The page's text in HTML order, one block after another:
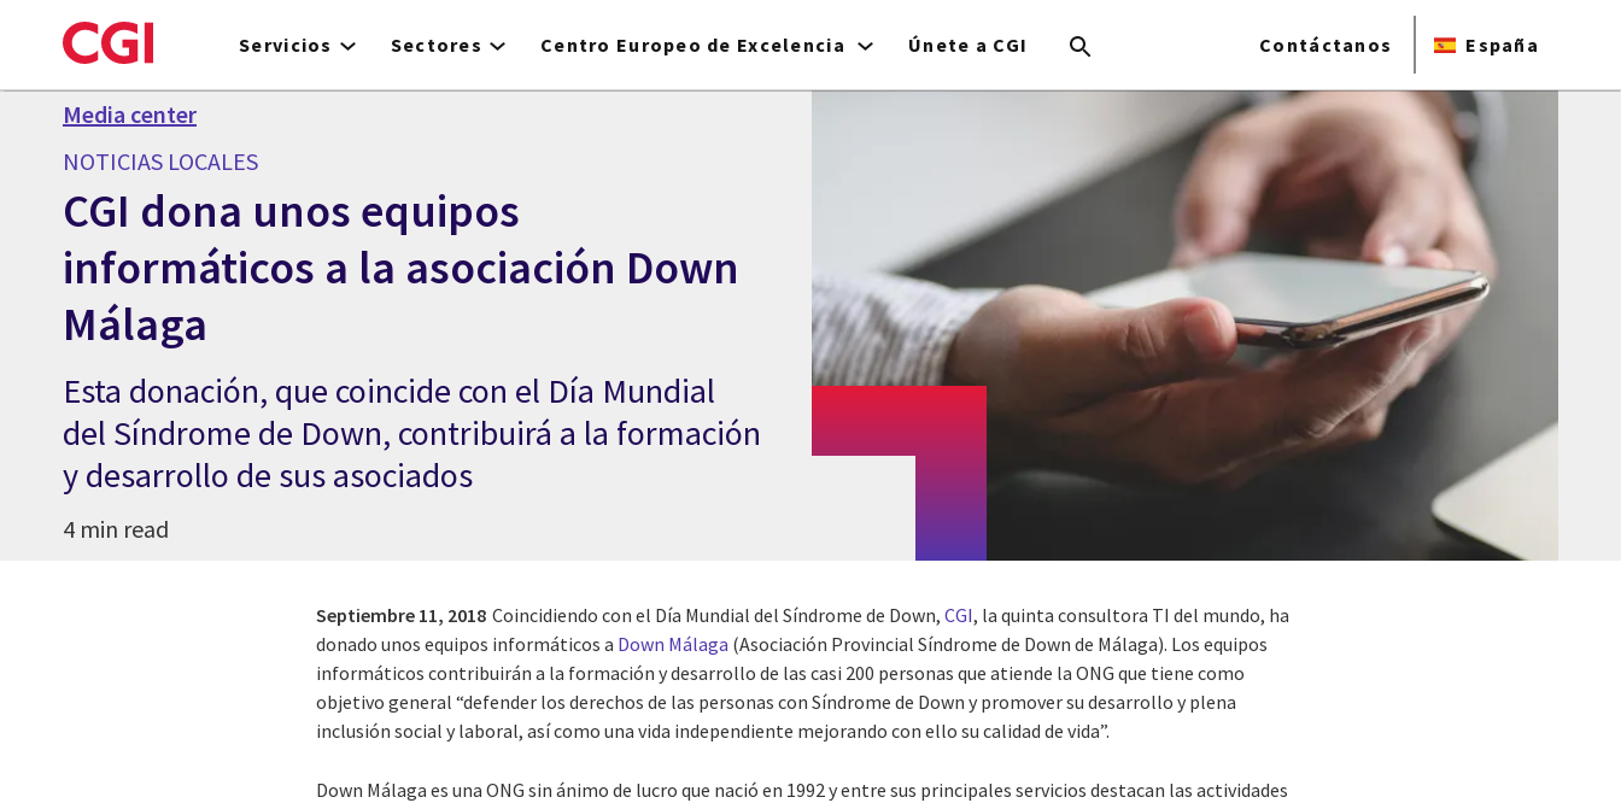
to
content
Servicios Sectores Centro Europeo de Excelencia Únete a CGI Contáctanos España
Media center
NOTICIAS LOCALES
CGI dona unos equipos
informáticos a la asociación Down
Málaga
Esta donación, que coincide con el Día Mundial
del Síndrome de Down, contribuirá a la formación
y desarrollo de sus asociados
4 min read
Septiembre 11, 2018 Coincidiendo con el Día Mundial del Síndrome de Down,CGI, la quinta consultora TI del mundo, ha
donado unos equipos informáticos a Down Málaga (Asociación Provincial Síndrome de Down de Málaga). Los equipos
informáticos contribuirán a la formación y desarrollo de las casi 200 personas que atiende la ONG que tiene como
objetivo general “defender los derechos de las personas con Síndrome de Down y promover su desarrollo y plena
inclusión social y laboral, así como una vida independiente mejorando con ello su calidad de vida”.
Down Málaga es una ONG sin ánimo de lucro que nació en 1992 y entre sus principales servicios destacan las actividades